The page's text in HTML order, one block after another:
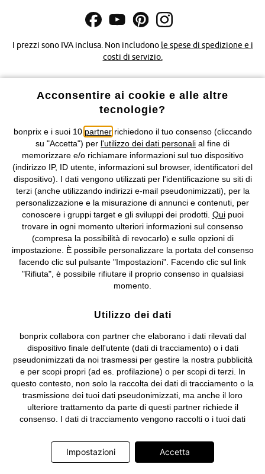
I prezzi sono IVA inclusa. Non includono le spese di spedizione e i
costi di servizio.
Informativa privacy e cookie Gestione dei cookie
Informazioni legali Diritto di recesso
© 2026 bonprix.
Tutti i diritti riservati.
bonprix S.r.l. con socio unico, sede legale: via Adua 33 - 13855
Valdengo (BI) C.F. 01510910027 - P.I. 01939830020, Reg. Imprese di
Biella n. 01510910027, R.E.A. BI - 171345, N. Reg. Pile:
IT09060P00000858, N. Reg. AEE: IT08020000002105 Capitale
Sociale: euro 1.000.000 i.v, Società soggetta all'attività di direzione
e coordinamento di bonprix Beteiligungs -Verwaltungsgesellschaft
mbH.
Acconsentire ai cookie e alle altre
tecnologie?
bonprix e i suoi 10 partnerrichiedono il tuo consenso (cliccando
su "Accetta") per l'utilizzo dei dati personali al fine di
memorizzare e/o richiamare informazioni sul tuo dispositivo
(indirizzo IP, ID utente, informazioni sul browser, identificatori del
dispositivo). I dati vengono utilizzati per l'identificazione su siti di
terzi (anche utilizzando indirizzi e-mail pseudonimizzati), per la
personalizzazione e la misurazione di annunci e contenuti, per
conoscere i gruppi target e gli sviluppi dei prodotti. Quipuoi
trovare in ogni momento ulteriori informazioni sul consenso
(compresa la possibilità di revocarlo) e sulle opzioni di
impostazione. È possibile personalizzare la portata del consenso
facendo clic sul pulsante "Impostazioni". Facendo clic sul link
"Rifiuta", è possibile rifiutare il proprio consenso in qualsiasi
momento.
Utilizzo dei dati
bonprix collabora con partner che elaborano i dati rilevati dal
dispositivo finale dell'utente (dati di tracciamento) o i dati
pseudonimizzati da noi trasmessi per gestire la nostra pubblicità
e per scopi propri (ad es. profilazione) o per scopi di terzi. In
questo contesto, non solo la raccolta dei dati di tracciamento o la
trasmissione dei tuoi dati pseudonimizzati, ma anche il loro
ulteriore trattamento da parte di questi partner richiede il
consenso. I dati di tracciamento vengono raccolti o i tuoi dati
pulsante "Accetta" nel banner di www.bonprix.it. I partner sono le
seguenti società: Adjust GmbH, Criteo SA, Google Ireland
Impostazioni Accetta